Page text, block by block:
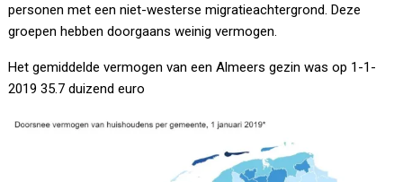
personen met een niet-westerse migratieachtergrond. Deze
groepen hebben doorgaans weinig vermogen.
Het gemiddelde vermogen van een Almeers gezin was op 1-1-
2019 35.7 duizend euro